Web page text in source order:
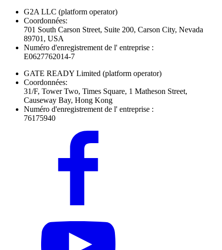
G2A LLC (platform operator)
Coordonnées:
701 South Carson Street, Suite 200, Carson City, Nevada
89701, USA
Numéro d'enregistrement de l' entreprise :
E0627762014-7
GATE READY Limited (platform operator)
Coordonnées:
31/F, Tower Two, Times Square, 1 Matheson Street,
Causeway Bay, Hong Kong
Numéro d'enregistrement de l' entreprise :
76175940